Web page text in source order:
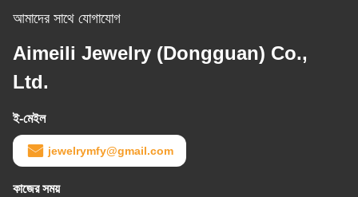
আমাদের সাথে যোগাযোগ
Aimeili Jewelry (Dongguan) Co.,
Ltd.
ই-মেইল
jewelrymfy@gmail.com
কাজের সময়